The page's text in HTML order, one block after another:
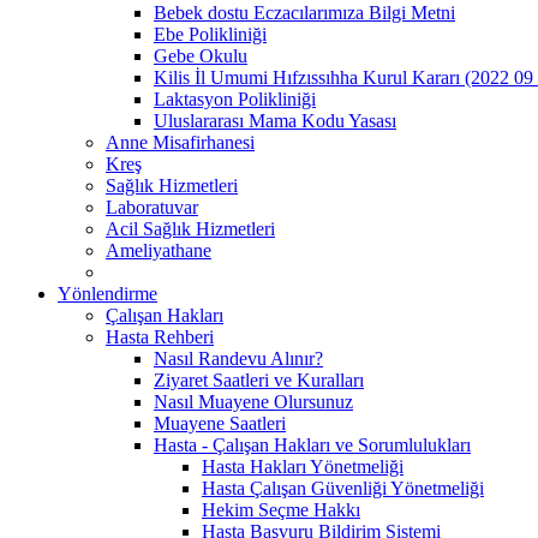
Bebek dostu Eczacılarımıza Bilgi Metni
Ebe Polikliniği
Gebe Okulu
Kilis İl Umumi Hıfzıssıhha Kurul Kararı (2022 09
Laktasyon Polikliniği
Uluslararası Mama Kodu Yasası
Anne Misafirhanesi
Kreş
Sağlık Hizmetleri
Laboratuvar
Acil Sağlık Hizmetleri
Ameliyathane
Yönlendirme
Çalışan Hakları
Hasta Rehberi
Nasıl Randevu Alınır?
Ziyaret Saatleri ve Kuralları
Nasıl Muayene Olursunuz
Muayene Saatleri
Hasta - Çalışan Hakları ve Sorumlulukları
Hasta Hakları Yönetmeliği
Hasta Çalışan Güvenliği Yönetmeliği
Hekim Seçme Hakkı
Hasta Başvuru Bildirim Sistemi